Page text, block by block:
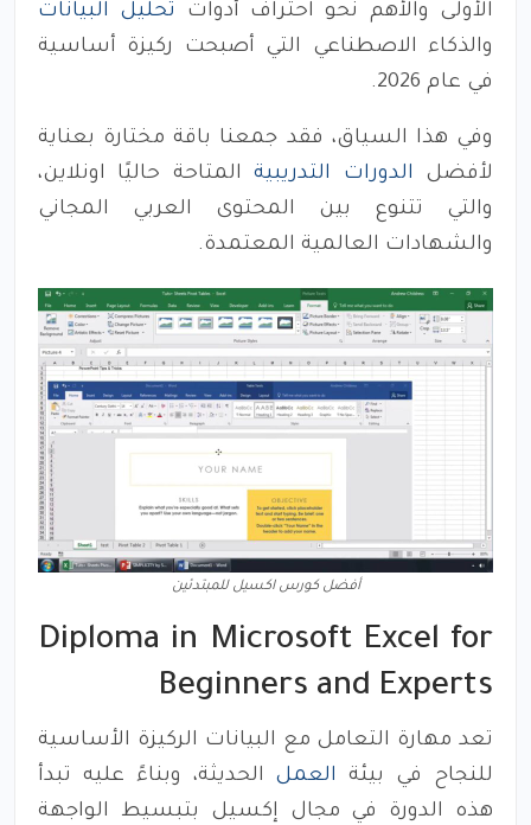
الأولى والأهم نحو احتراف أدوات تحليل البيانات
والذكاء الاصطناعي التي أصبحت ركيزة أساسية
في عام 2026.
وفي هذا السياق، فقد جمعنا باقة مختارة بعناية
لأفضل الدورات التدريبيةالمتاحة حاليًا اونلاين،
والتي تتنوع بين المحتوى العربي المجاني
والشهادات العالمية المعتمدة.
أفضل كورس اكسيل للمبتدئين
Diploma in Microsoft Excel for
Beginners and Experts
تعد مهارة التعامل مع البيانات الركيزة الأساسية
للنجاح في بيئة
العمل الحديثة، وبناءً عليه تبدأ
هذه الدورة في مجال إكسيل بتبسيط الواجهة